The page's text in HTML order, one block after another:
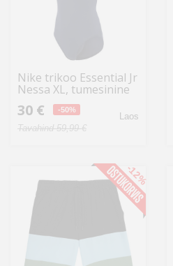
Nike trikoo Essential Jr
Nessa XL, tumesinine
30 € -50%
Tavahind 59,99 €
Laos
-12%
Mänguasjad
Auto